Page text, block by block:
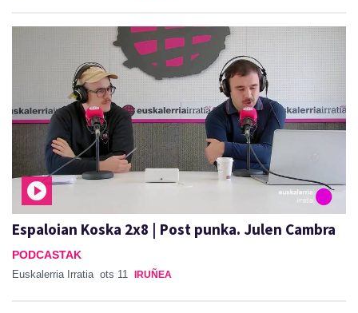
Espaloian Koska 2x8 | Post punka. Julen Cambra
PODCASTAK
Euskalerria Irratia ots 11 IRUÑEA